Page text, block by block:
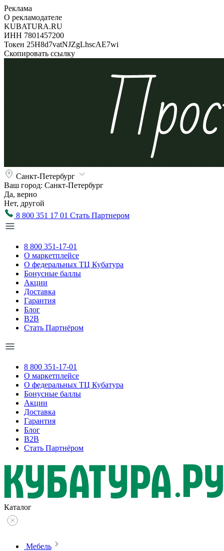
Реклама
О рекламодателе
KUBATURA.RU
ИНН 7801457200
Токен 25H8d7vatNJZgLhscAE7wi
Скопировать ссылку
Санкт-Петербург
Ваш город: Санкт-Петербург
Да, верно
Нет, другой
8 800 351 17 01 Стать Партнером
8 800 351-17-01
О маркетплейсе
О федеральных ТЦ Кубатура
Бонусные баллы
Акции
Доставка
Гарантия
Блог
B2B
Стать Партнёром
8 800 351-17-01
О маркетплейсе
О федеральных ТЦ Кубатура
Бонусные баллы
Акции
Доставка
Гарантия
Блог
B2B
Стать Партнёром
Каталог
Мебель